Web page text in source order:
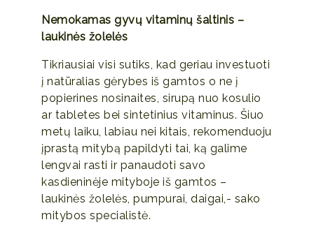
Nemokamas gyvų vitaminų šaltinis –
laukinės žolelės
Tikriausiai visi sutiks, kad geriau investuoti
į natūralias gėrybes iš gamtos o ne į
popierines nosinaites, sirupą nuo kosulio
ar tabletes bei sintetinius vitaminus. Šiuo
metų laiku, labiau nei kitais, rekomenduoju
įprastą mitybą papildyti tai, ką galime
lengvai rasti ir panaudoti savo
kasdieninėje mityboje iš gamtos –
laukinės žolelės, pumpurai, daigai,- sako
mitybos specialistė.